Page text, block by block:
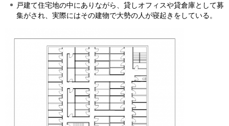
戸建て住宅地の中にありながら、貸しオフィスや貸倉庫として募
集がされ、実際にはその建物で大勢の人が寝起きをしている。